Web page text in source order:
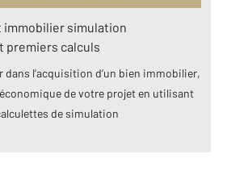
immobilier simulation
premiers calculs
dans l’acquisition d’un bien immobilier,
de votre projet en utilisant
de simulation